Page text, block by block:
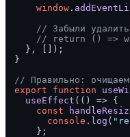
window .
// Забыли
// return () =>
  }, []);
}
// Правильно:
export
function
useEffect ( () => {
const
console . log (
    };